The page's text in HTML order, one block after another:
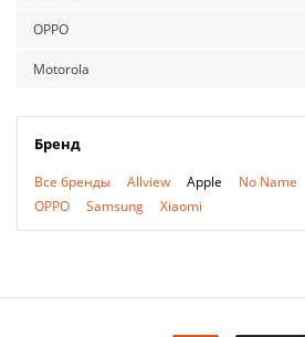
OPPO
Motorola
Бренд
Все бренды Allview Apple
No Name
OPPO
Samsung Xiaomi